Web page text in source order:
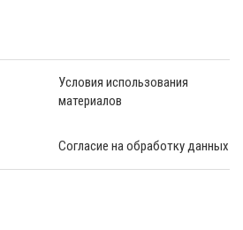
Условия использования
материалов
Согласие на обработку данных